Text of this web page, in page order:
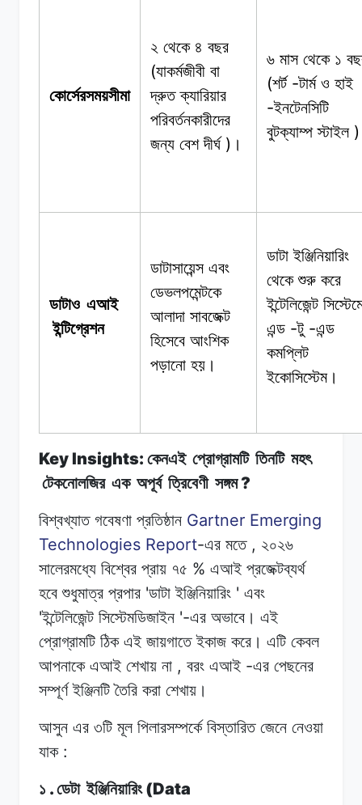
কোর্সেরসময়সীমা
২ থেকে ৪ বছর
(যাকর্মজীবী বা
দ্রুত ক্যারিয়ার
পরিবর্তনকারীদের
জন্য বেশ দীর্ঘ) ।
৬ মাস থেকে ১
(শর্ট-টার্ম ও হাই
-ইনটেনসিটি
বুটক্যাম্প স্টাইল)
ডাটাও এআই
ইন্টিগ্রেশন
ডাটাসায়েন্স এবং
ডেভলপমেন্টকে
আলাদা সাবজেক্ট
হিসেবে আংশিক
পড়ানো হয়।
ডাটা ইঞ্জিনিয়ারিং
থেকে শুরু করে
ইন্টেলিজেন্ট
এন্ড -টু -এন্ড
কমপ্লিট
ইকোসিস্টেম।
Key Insights: কেনএই প্রোগ্রামটি তিনটি মহৎ
টেকনোলজির এক অপূর্ব ত্রিবেণী সঙ্গম?
বিশ্বখ্যাত গবেষণা প্রতিষ্ঠান Gartner Emerging
Technologies Report-এর মতে, ২০২৬
সালেরমধ্যে বিশ্বের প্রায় ৭৫ % এআই প্রজেক্টব্যর্থ
হবে শুধুমাত্র প্রপার 'ডাটা ইঞ্জিনিয়ারিং ' এবং
'ইন্টেলিজেন্ট সিস্টেমডিজাইন '-এর অভাবে। এই
প্রোগ্রামটি ঠিক এই জায়গাতে ইকাজ করে। এটি কেবল
আপনাকে এআই শেখায় না , বরং এআই-এর পেছনের
সম্পূর্ণ ইঞ্জিনটি তৈরি করা শেখায়।
আসুন এর ৩টি মূল পিলারসম্পর্কে বিস্তারিত জেনে নেওয়া
যাক:
১ .ডেটা ইঞ্জিনিয়ারিং(Data